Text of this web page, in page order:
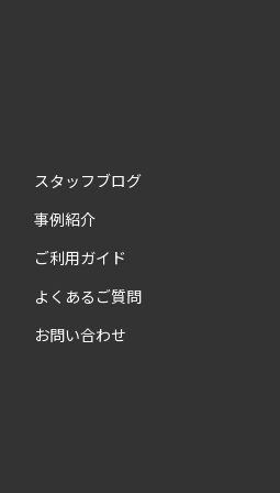
スタッフブログ
事例紹介
ご利用ガイド
よくあるご質問
お問い合わせ